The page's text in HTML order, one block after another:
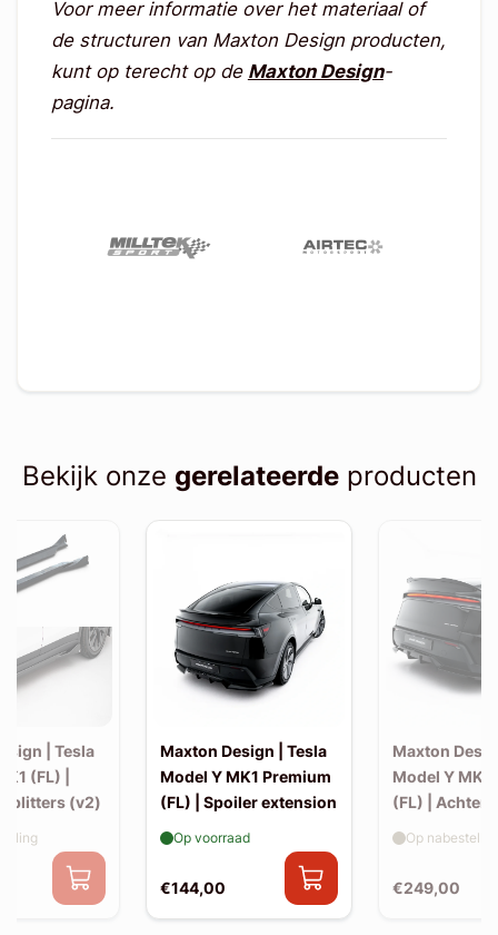
Voor meer informatie over het materiaal of
de structuren van Maxton Design producten,
kunt op terecht op de Maxton Design-
pagina.
Bekijk onze gerelateerdeproducten
| Tesla
(FL) |
splitters (v2)
Maxton Design | Tesla
Model Y MK1 Premium
(FL) | Spoiler extension
€144,00
Op voorraad
Maxton
Model Y MK1
(FL) | Achter
€249,00
Op